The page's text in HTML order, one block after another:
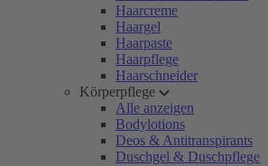
Haarcreme
Haargel
Haarpaste
Haarpflege
Haarschneider
Körperpflege
Alle anzeigen
Bodylotions
Deos & Antitranspirants
Duschgel & Duschpflege